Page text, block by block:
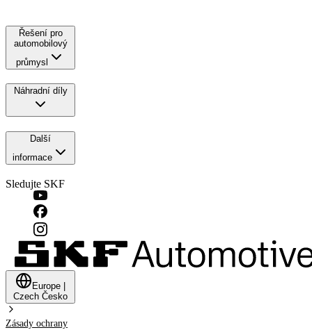
Řešení pro
automobilový
průmysl
Náhradní díly
Další
informace
Sledujte SKF
Europe
Czech Česko
Zásady ochrany